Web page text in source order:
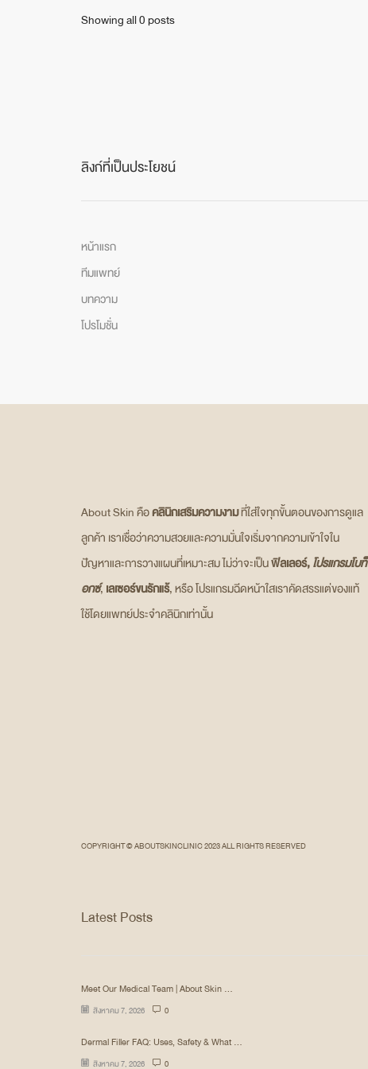
Showing all 0 posts
ลิงก์ที่เป็นประโยชน์
หน้าแรก
ทีมแพทย์
บทความ
โปรโมชั่น
About Skin คือ คลินิกเสริมความงามที่ใส่ใจทุกขั้นตอนของการดูแล
ลูกค้า เราเชื่อว่าความสวยและความมั่นใจเริ่มจากความเข้าใจใน
ปัญหาและการวางแผนที่เหมาะสม ไม่ว่าจะเป็น ฟิลเลอร์, โปรแกรมโบท็
อกซ์, เลเซอร์ขนรักแร้, หรือ โปรแกรมฉีดหน้าใสเราคัดสรรแต่ของแท้
ใช้โดยแพทย์ประจำคลินิกเท่านั้น
COPYRIGHT © ABOUTSKINCLINIC 2023 ALL RIGHTS RESERVED
Latest Posts
Meet Our Medical Team | About Skin ...
สิงหาคม 7, 2026 0
Dermal Filler FAQ: Uses, Safety & What ...
สิงหาคม 7, 2026 0